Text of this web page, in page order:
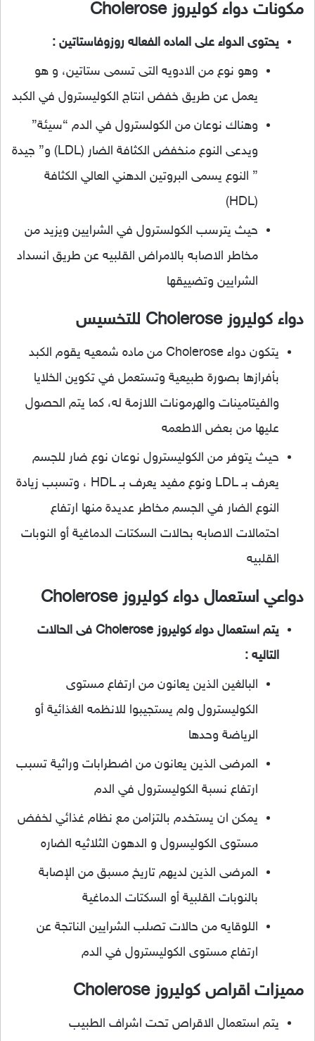
مكونات دواء كوليروز Cholerose
يحتوى الدواء على الماده الفعاله روزوفاستاتين :
وهو نوع من الادويه التى تسمى ستاتين، و هو
يعمل عن طريق خفض انتاج الكوليسترول في الكبد
وهناك نوعان من الكولسترول في الدم “سيئة”
ويدعى النوع منخفض الكثافة الضار (LDL) و” جيدة
” النوع يسمى البروتين الدهني العالي الكثافة
(HDL)
حيث يترسب الكولسترول في الشرايين ويزيد من
مخاطر الاصابه بالامراض القلبيه عن طريق انسداد
الشرايين وتضييقها
دواء كوليروز Cholerose للتخسيس
يتكون دواء Cholerose من ماده شمعيه يقوم الكبد
بأفرازها بصورة طبيعية وتستعمل في تكوين الخلايا
والفيتامينات والهرمونات اللازمة له، كما يتم الحصول
عليها من بعض الاطعمه
حيث يتوفر من الكوليسترول نوعان نوع ضار للجسم
يعرف بـ LDL ونوع مفيد يعرف بـ HDL ، وتسبب زيادة
النوع الضار في الجسم مخاطر عديدة منها ارتفاع
احتمالات الاصابه بحالات السكتات الدماغية أو النوبات
القلبيه
دواعي استعمال دواء كوليروز Cholerose
يتم استعمال دواء كوليروز Cholerose فى الحالات
التاليه :
البالغين الذين يعانون من ارتفاع مستوى
الكوليسترول ولم يستجيبوا للانظمه الغذائية أو
الرياضة وحدها
المرضى الذين يعانون من اضطرابات وراثية تسبب
ارتفاع نسبة الكوليسترول في الدم
يمكن ان يستخدم بالتزامن مع نظام غذائي لخفض
مستوى الكوليسرول و الدهون الثلاثيه الضاره
المرضى الذين لديهم تاريخ مسبق من الإصابة
بالنوبات القلبية أو السكتات الدماغية
اللوقايه من حالات تصلب الشرايين الناتجة عن
ارتفاع مستوى الكوليسترول في الدم
مميزات اقراص كوليروز Cholerose
يتم استعمال الاقراص تحت اشراف الطبيب